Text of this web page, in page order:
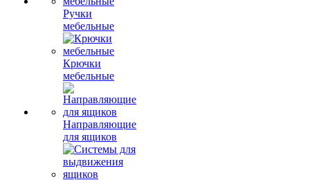
Ручки
мебельные
Крючки
мебельные
Направляющие
для ящиков